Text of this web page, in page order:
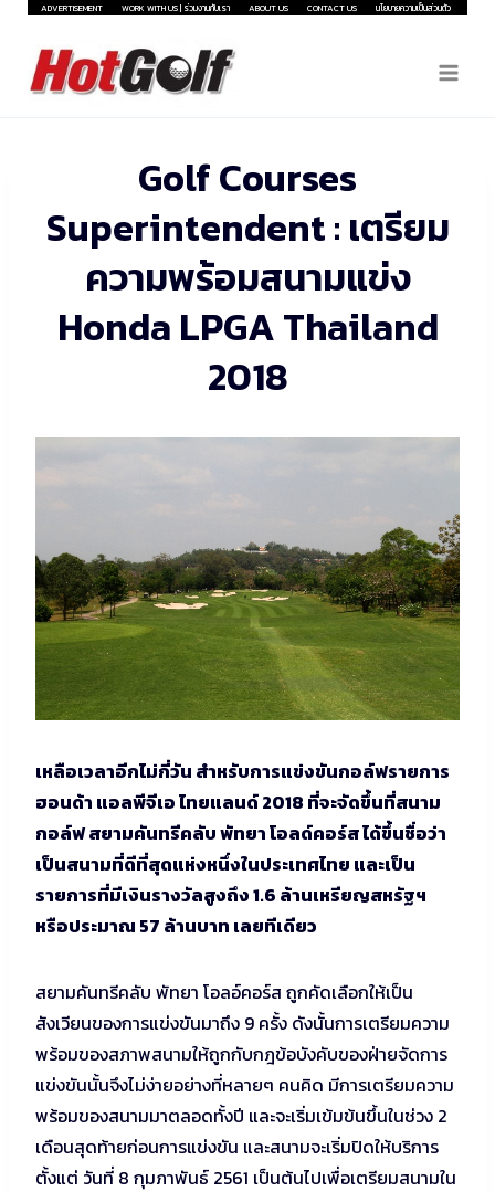
Skip
content
ADVERTISEMENT WORK WITH US | ร่วมงานกับเรา ABOUT US CONTACT US นโยบายความเป็นส่วนตัว
Golf Courses
Superintendent : เตรียม
ความพร้อมสนามแข่ง
Honda LPGA Thailand
2018
เหลือเวลาอีกไม่กี่วัน สำหรับการแข่งขันกอล์ฟรายการ
ฮอนด้า แอลพีจีเอ ไทยแลนด์ 2018 ที่จะจัดขึ้นที่สนาม
กอล์ฟ สยามคันทรีคลับ พัทยา โอลด์คอร์ส ได้ขึ้นชื่อว่า
เป็นสนามที่ดีที่สุดแห่งหนึ่งในประเทศไทย และเป็น
รายการที่มีเงินรางวัลสูงถึง 1.6 ล้านเหรียญสหรัฐฯ
หรือประมาณ 57 ล้านบาท เลยทีเดียว
สยามคันทรีคลับ พัทยา โอลอ์คอร์ส ถูกคัดเลือกให้เป็น
สังเวียนของการแข่งขันมาถึง 9 ครั้ง ดังนั้นการเตรียมความ
พร้อมของสภาพสนามให้ถูกกับกฎข้อบังคับของฝ่ายจัดการ
แข่งขันนั้นจึงไม่ง่ายอย่างที่หลายๆ คนคิด มีการเตรียมความ
พร้อมของสนามมาตลอดทั้งปี และจะเริ่มเข้มข้นขึ้นในช่วง 2
เดือนสุดท้ายก่อนการแข่งขัน และสนามจะเริ่มปิดให้บริการ
ตั้งแต่ วันที่ 8 กุมภาพันธ์ 2561 เป็นต้นไปเพื่อเตรียมสนามใน